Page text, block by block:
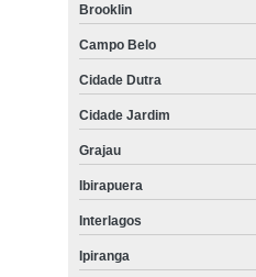
Brooklin
Campo Belo
Cidade Dutra
Cidade Jardim
Grajau
Ibirapuera
Interlagos
Ipiranga